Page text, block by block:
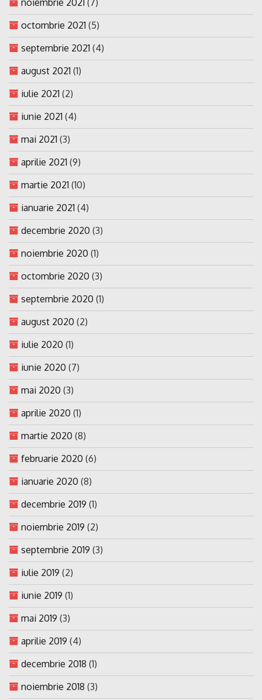
octombrie 2021 (5)
septembrie 2021 (4)
august 2021 (1)
iulie 2021 (2)
iunie 2021 (4)
mai 2021 (3)
aprilie 2021 (9)
martie 2021 (10)
ianuarie 2021 (4)
decembrie 2020 (3)
noiembrie 2020 (1)
octombrie 2020 (3)
septembrie 2020 (1)
august 2020 (2)
iulie 2020 (1)
iunie 2020 (7)
mai 2020 (3)
aprilie 2020 (1)
martie 2020 (8)
februarie 2020 (6)
ianuarie 2020 (8)
decembrie 2019 (1)
noiembrie 2019 (2)
septembrie 2019 (3)
iulie 2019 (2)
iunie 2019 (1)
mai 2019 (3)
aprilie 2019 (4)
decembrie 2018 (1)
noiembrie 2018 (3)